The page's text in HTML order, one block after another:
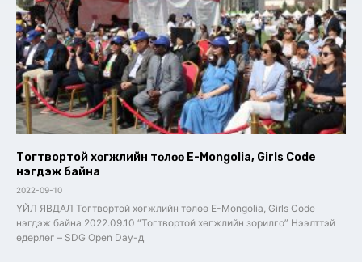
Тогтвортой хөгжлийн төлөө E-Mongolia, Girls Code
нэгдэж байна
2022-09-10
ҮЙЛ ЯВДАЛ Тогтвортой хөгжлийн төлөө E-Mongolia, Girls Code
нэгдэж байна 2022.09.10 “Тогтвортой хөгжлийн зорилго” Нээлттэй
өдөрлөг – SDG Open Day-д